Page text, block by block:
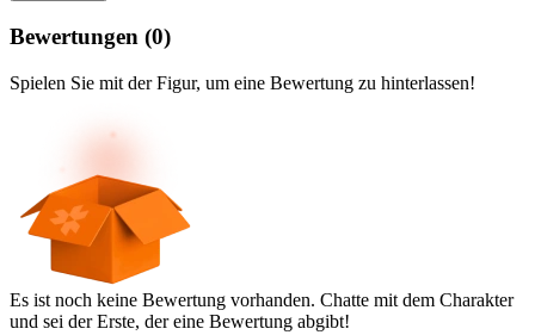
Bewertungen (0)
Spielen Sie mit der Figur, um eine Bewertung zu hinterlassen!
Es ist noch keine Bewertung vorhanden. Chatte mit dem Charakter
und sei der Erste, der eine Bewertung abgibt!